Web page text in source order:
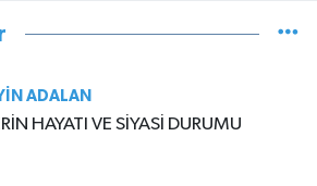
ADALAN
HAYATI VE SİYASİ DURUMU